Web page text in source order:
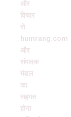
और
विचार
से
humrang.com
और
संपादक
मंडल
का
सहमत
होना